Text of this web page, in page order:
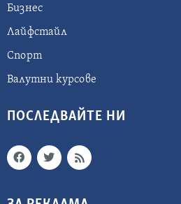
Бизнес
Лайфстайл
Спорт
Валутни курсове
ПОСЛЕДВАЙТЕ НИ